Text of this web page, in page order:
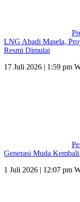
LNG Abadi Masela,
Resmi Dimulai
17 Juli 2026 | 1:59 pm
Generasi Muda
1 Juli 2026 | 12:07 pm